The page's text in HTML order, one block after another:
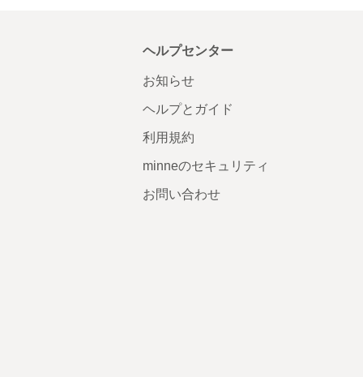
ヘルプセンター
お知らせ
ヘルプとガイド
利用規約
minneのセキュリティ
お問い合わせ